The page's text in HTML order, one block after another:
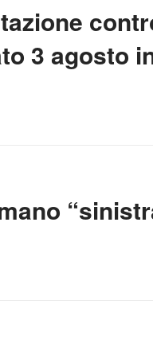
3 agosto